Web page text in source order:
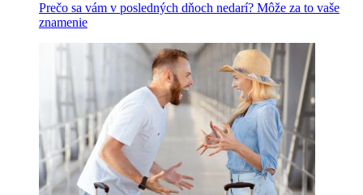
Prečo sa vám v posledných dňoch nedarí? Môže za to vaše
znamenie